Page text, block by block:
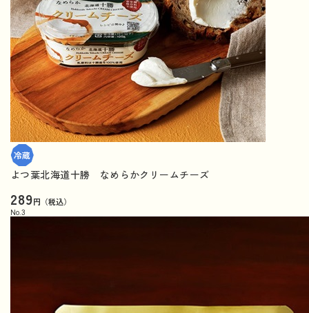
よつ葉北海道十勝 なめらかクリームチーズ
289円（税込）
No. 3